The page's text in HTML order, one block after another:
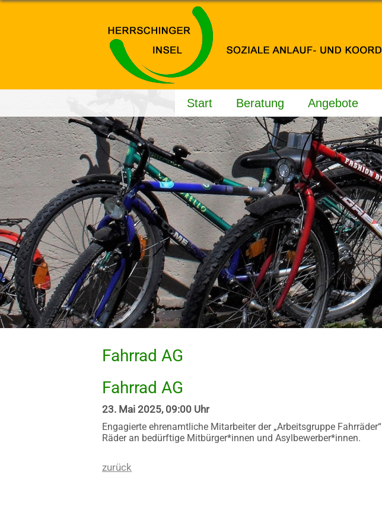
Start Beratung Angebote
Fahrrad AG
Fahrrad AG
23. Mai 2025, 09:00 Uhr
Engagierte ehrenamtliche Mitarbeiter der „Arbeitsgruppe Fahrräder“
Räder an bedürftige Mitbürger*innen und Asylbewerber*innen.
zurück